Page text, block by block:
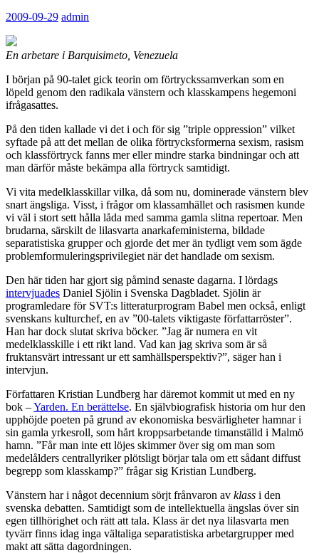
2009-09-29 admin
En arbetare i Barquisimeto, Venezuela
I början på 90-talet gick teorin om förtryckssamverkan som en
löpeld genom den radikala vänstern och klasskampens hegemoni
ifrågasattes.
På den tiden kallade vi det i och för sig ”triple oppression” vilket
syftade på att det mellan de olika förtrycksformerna sexism, rasism
och klassförtryck fanns mer eller mindre starka bindningar och att
man därför måste bekämpa alla förtryck samtidigt.
Vi vita medelklasskillar vilka, då som nu, dominerade vänstern blev
snart ängsliga. Visst, i frågor om klassamhället och rasismen kunde
vi väl i stort sett hålla låda med samma gamla slitna repertoar. Men
brudarna, särskilt de lilasvarta anarkafeministerna, bildade
separatistiska grupper och gjorde det mer än tydligt vem som ägde
problemformuleringsprivilegiet när det handlade om sexism.
Den här tiden har gjort sig påmind senaste dagarna. I lördags
intervjuades Daniel Sjölin i Svenska Dagbladet. Sjölin är
programledare för SVT:s litteraturprogram Babel men också, enligt
svenskans kulturchef, en av ”00-talets viktigaste författarröster”.
Han har dock slutat skriva böcker. ”Jag är numera en vit
medelklasskille i ett rikt land. Vad kan jag skriva som är så
fruktansvärt intressant ur ett samhällsperspektiv?”, säger han i
intervjun.
Författaren Kristian Lundberg har däremot kommit ut med en ny
bok –Yarden. En berättelse. En självbiografisk historia om hur den
upphöjde poeten på grund av ekonomiska besvärligheter hamnar i
sin gamla yrkesroll, som hårt kroppsarbetande timanställd i Malmö
hamn. ”Får man inte ett löjes skimmer över sig om man som
medelålders centrallyriker plötsligt börjar tala om ett sådant diffust
begrepp som klasskamp?” frågar sig Kristian Lundberg.
Vänstern har i något decennium sörjt frånvaron av klass i den
svenska debatten. Samtidigt som de intellektuella ängslas över sin
egen tillhörighet och rätt att tala. Klass är det nya lilasvarta men
tyvärr finns idag inga vältaliga separatistiska arbetargrupper med
makt att sätta dagordningen.